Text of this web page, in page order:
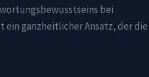
bei
ein ganzheitlicher Ansatz, der die